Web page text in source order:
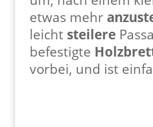
etwas mehr
leicht steilere
befestigte
vorbei, und ist